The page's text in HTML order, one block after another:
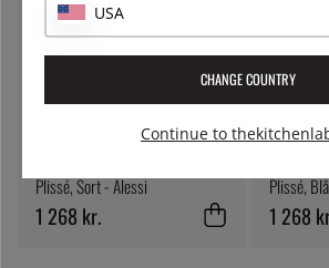
Plissé, Sort - Alessi
1 268 kr.
ALESSI
Plissé,
1 268
USA
CHANGE COUNTRY
Continue to